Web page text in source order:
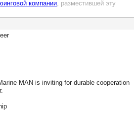
компании, разместившей эту
MAN is inviting for durable cooperation